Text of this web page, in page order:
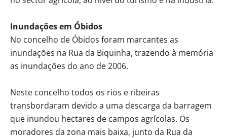
Inundações em Óbidos
No concelho de Óbidos foram marcantes as
inundações na Rua da Biquinha, trazendo à memória
as inundações do ano de 2006.
Neste concelho todos os rios e ribeiras
transbordaram devido a uma descarga da barragem
que inundou hectares de campos agrícolas. Os
moradores da zona mais baixa, junto da Rua da